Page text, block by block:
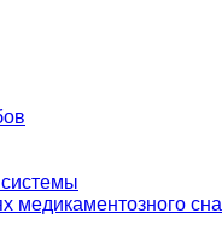
медикаментозного сна